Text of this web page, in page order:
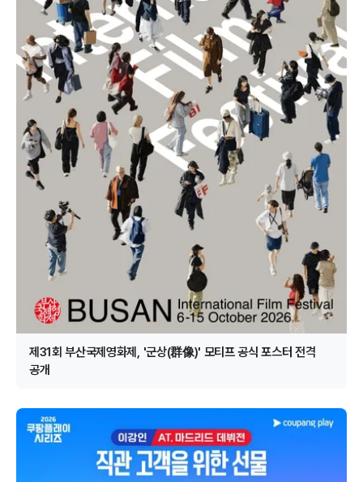
제31회 부산국제영화제, '군상(群像)' 모티프 공식 포스터 전격
공개